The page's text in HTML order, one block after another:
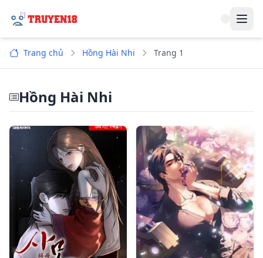
Trang chủ Hồng Hài Nhi Trang 1
Hồng Hài Nhi